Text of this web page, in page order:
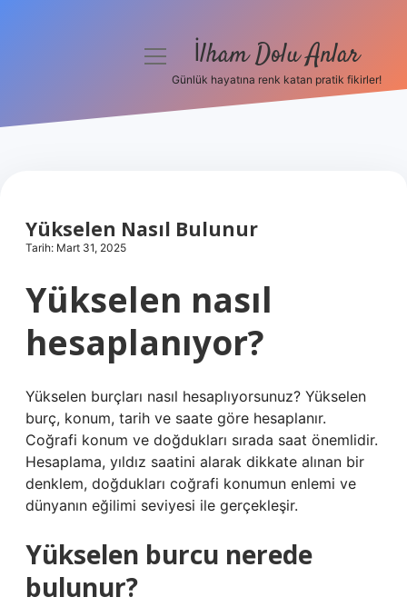
Hakkımızda
menüyü İlham Dolu Anlar
Günlük hayatına renk katan pratik fikirler!
Yükselen Nasıl Bulunur
Tarih: Mart 31, 2025
Yükselen nasıl
hesaplanıyor?
Yükselen burçları nasıl hesaplıyorsunuz? Yükselen
burç, konum, tarih ve saate göre hesaplanır.
Coğrafi konum ve doğdukları sırada saat önemlidir.
Hesaplama, yıldız saatini alarak dikkate alınan bir
denklem, doğdukları coğrafi konumun enlemi ve
dünyanın eğilimi seviyesi ile gerçekleşir.
Yükselen burcu nerede
bulunur?